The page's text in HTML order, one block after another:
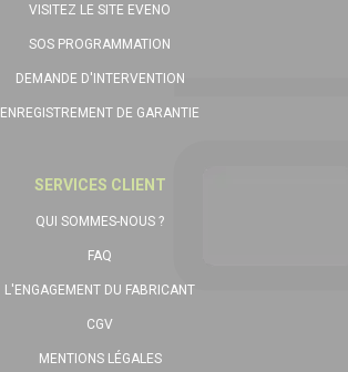
VISITEZ LE SITE EVENO
SOS PROGRAMMATION
DEMANDE D'INTERVENTION
ENREGISTREMENT DE GARANTIE
SERVICES CLIENT
QUI SOMMES-NOUS ?
FAQ
L'ENGAGEMENT DU FABRICANT
CGV
MENTIONS LÉGALES